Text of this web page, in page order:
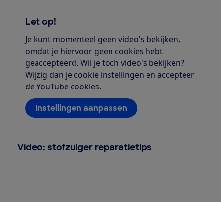
Let op!
Je kunt momenteel geen video's bekijken,
omdat je hiervoor geen cookies hebt
geaccepteerd. Wil je toch video's bekijken?
Wijzig dan je cookie instellingen en accepteer
de YouTube cookies.
Instellingen aanpassen
Video: stofzuiger reparatietips